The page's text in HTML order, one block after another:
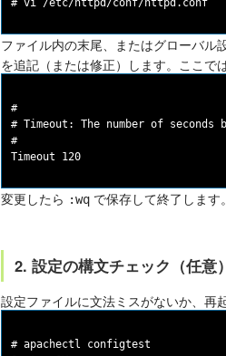
ファイル内の末尾、またはグローバル
を追記（または修正）します。ここで
#
# Timeout: The number of
#
変更したら :wq で保存して終了します。
2. 設定の構文チェック（任意）
設定ファイルに文法ミスがないか、再
# apachectl configtest